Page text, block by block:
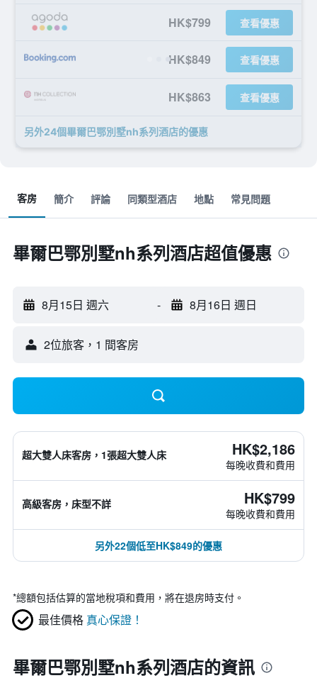
HK$799 查看優惠
HK$849 查看優惠
HK$863 查看優惠
另外24個畢爾巴鄂別墅nh系列酒店​的優惠
客房 簡介 評論 同類型酒店 地點 常見問題
畢爾巴鄂別墅nh系列酒店超值優惠
8月15日 週六 - 8月16日 週日
2位旅客，1 間客房
超大雙人床客房，1張超大雙人床 HK$2,186
每晚收費和費用
高級客房，床型不詳 HK$799
每晚收費和費用
另外22個低至HK$849的優惠
*總額包括估算的當地稅項和費用，將在退房時支付。
最佳價格 真心保證！
畢爾巴鄂別墅nh系列酒店的資訊